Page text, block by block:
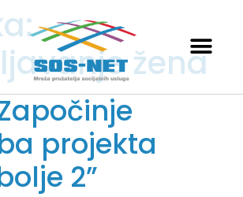
žena
projekta
2”